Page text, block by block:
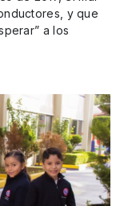
y que
a los